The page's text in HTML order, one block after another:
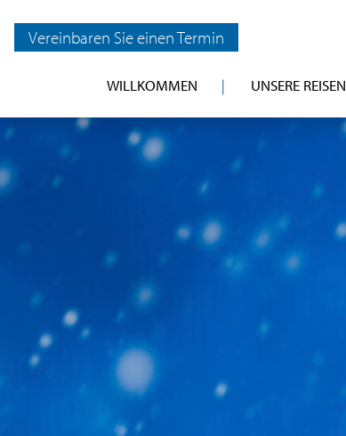
Vereinbaren Sie einen Termin
WILLKOMMEN UNSERE REISEN